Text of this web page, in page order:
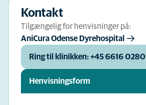
Kontakt
Tilgængelig for henvisninger på:
AniCura Odense Dyrehospital
Ring til klinikken: +45 6616 0280
Henvisningsform